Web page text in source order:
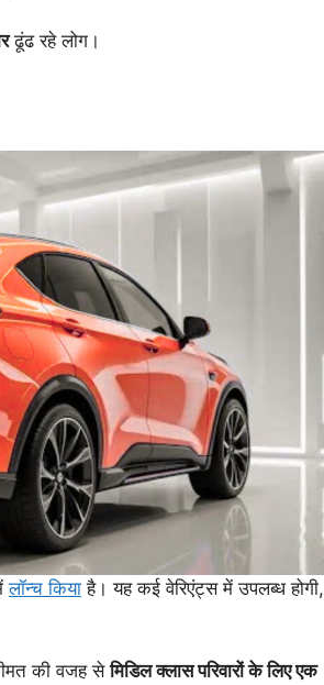
ढूंढ रहे लोग।
लॉन्च किया है। यह कई वेरिएंट्स में उपलब्ध होगी,
की वजह सेमिडिल क्लास परिवारों के लिए एक